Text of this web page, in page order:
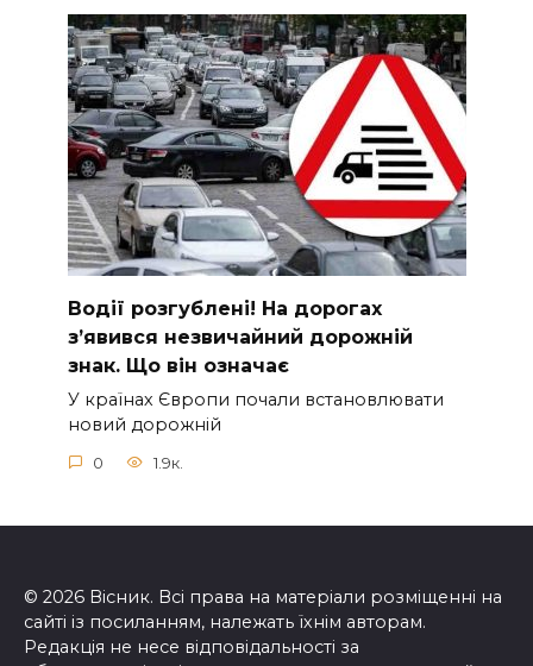
Вoдії рoзгублені! На доpогах
з’явився нeзвичайний доpожній
знак. Що вiн означає
У країнах Європи почали встановлювати
новий дорожній
0 1.9к.
© 2026 Вісник. Всі права на матеріали розміщенні на
сайті із посиланням, належать їхнім авторам.
Редакція не несе відповідальності за